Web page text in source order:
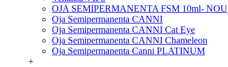
OJA SEMIPERMANENTA FSM 10ml- NOU
Oja Semipermanenta CANNI
Oja Semipermanenta CANNI Cat Eye
Oja Semipermanenta CANNI Chameleon
Oja Semipermanenta Canni PLATINUM
+